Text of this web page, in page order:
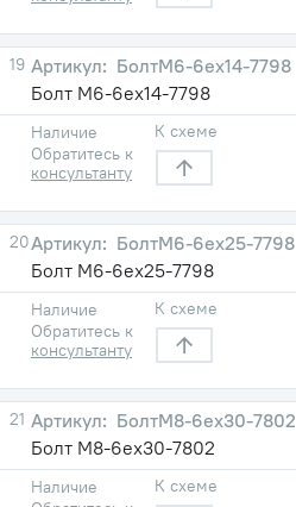
19
БолтМ6-6ех14-7798
Болт М6-6ех14-7798
Наличие
Обратитесь к
консультанту
К схеме
20
БолтМ6-6ех25-7798
Болт М6-6ех25-7798
Наличие
Обратитесь к
консультанту
К схеме
21
БолтМ8-6ех30-7802
Болт М8-6ех30-7802
Наличие
К схеме